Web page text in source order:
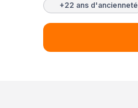
+22 ans d'ancienneté